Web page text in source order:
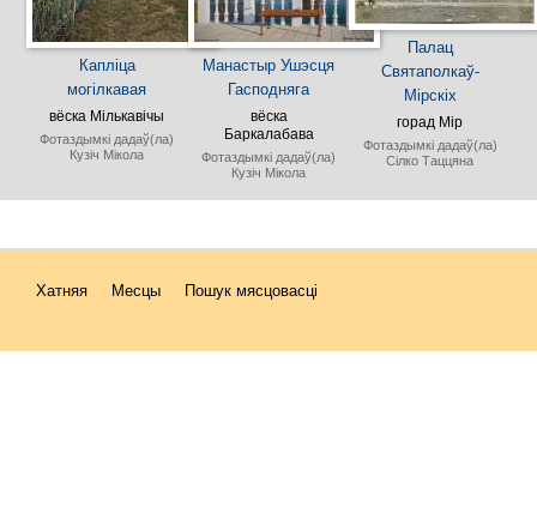
Капліца
могілкавая
вёска Мількавічы
Фотаздымкі дадаў(ла)
Кузіч Мікола
Манастыр Ушэсця
Гасподняга
вёска
Баркалабава
Фотаздымкі дадаў(ла)
Кузіч Мікола
Палац
Святаполкаў-
Мірскіх
горад Мір
Фотаздымкі дадаў(ла)
Сілко Таццяна
Хатняя Месцы Пошук мясцовасці